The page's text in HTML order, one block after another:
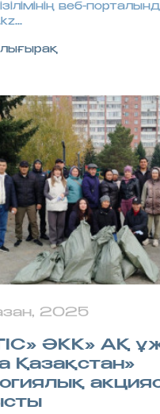
веб-
2025
ӘКК» АҚ
Қазақстан»